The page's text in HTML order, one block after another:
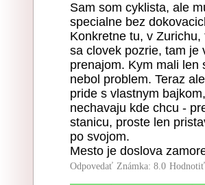
Sam som cyklista, ale
specialne bez
Konkretne tu, v
sa clovek pozrie, tam je
prenajom. Kym mali len
nebol problem. Teraz
pride s vlastnym
nechavaju kde chcu -
stanicu, proste len
po svojom.
Mesto je doslova
Odpovedať Známka: 8.0